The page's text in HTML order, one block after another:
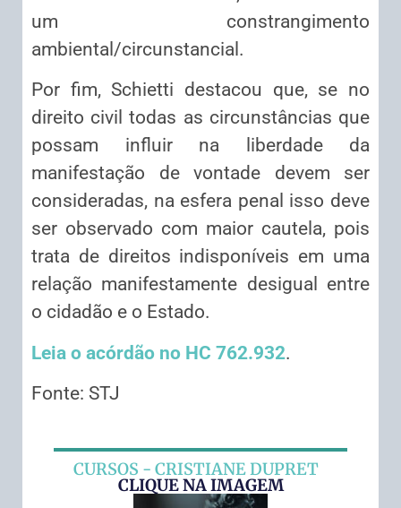
um constrangimento
ambiental/circunstancial.
Por fim, Schietti destacou que, se no
direito civil todas as circunstâncias que
possam influir na liberdade da
manifestação de vontade devem ser
consideradas, na esfera penal isso deve
ser observado com maior cautela, pois
trata de direitos indisponíveis em uma
relação manifestamente desigual entre
o cidadão e o Estado.
Leia o acórdão no HC 762.932.
Fonte: STJ
CURSOS - CRISTIANE DUPRET
CLIQUE NA IMAGEM